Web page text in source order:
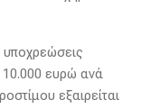
10.000 ευρώ ανά
εξαιρείται